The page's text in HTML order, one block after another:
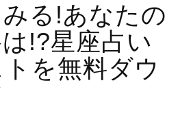
る!あなたの
!?星座占い
を無料ダウ